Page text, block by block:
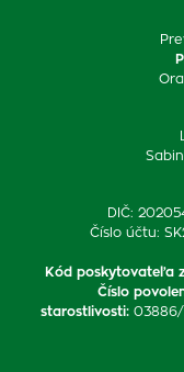
DIČ:
Číslo účtu:
Kód poskytovateľa
Číslo
starostlivosti: 03886/